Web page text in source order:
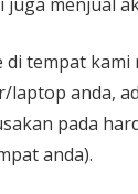
di tempat
laptop anda,
pada
anda).